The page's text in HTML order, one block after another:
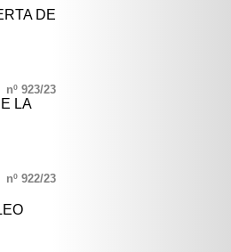
DE
nº 923/23
LA
nº 922/23